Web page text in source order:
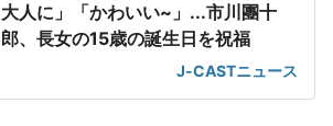
大人に」「かわいい~」...市川團十
郎、長女の15歳の誕生日を祝福
J-CASTニュース